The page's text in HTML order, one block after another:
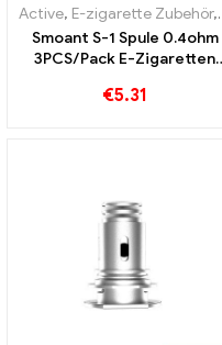
Active, E-zigarette Zubehör,
Smoant S-1 Spule 0.4ohm
3PCS/Pack E-Zigaretten
€5.31